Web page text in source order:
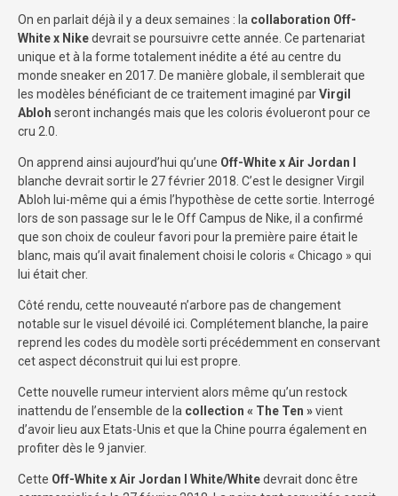
On en parlait déjà il y a deux semaines : la collaboration Off-
White x Nikedevrait se poursuivre cette année. Ce partenariat
unique et à la forme totalement inédite a été au centre du
monde sneaker en 2017. De manière globale, il semblerait que
les modèles bénéficiant de ce traitement imaginé parVirgil
Abloh seront inchangés mais que les coloris évolueront pour ce
cru 2.0.
On apprend ainsi aujourd’hui qu’une Off-White x Air Jordan I
blanche devrait sortir le 27 février 2018. C’est le designer Virgil
Abloh lui-même qui a émis l’hypothèse de cette sortie. Interrogé
lors de son passage sur le le Off Campus de Nike, il a confirmé
que son choix de couleur favori pour la première paire était le
blanc, mais qu’il avait finalement choisi le coloris « Chicago » qui
lui était cher.
Côté rendu, cette nouveauté n’arbore pas de changement
notable sur le visuel dévoilé ici. Complétement blanche, la paire
reprend les codes du modèle sorti précédemment en conservant
cet aspect déconstruit qui lui est propre.
Cette nouvelle rumeur intervient alors même qu’un restock
inattendu de l’ensemble de la collection « The Ten »vient
d’avoir lieu aux Etats-Unis et que la Chine pourra également en
profiter dès le 9 janvier.
Cette Off-White x Air Jordan I White/Whitedevrait donc être